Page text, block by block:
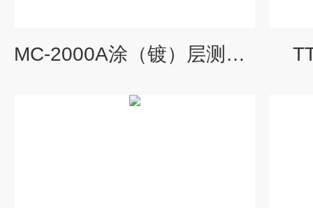
MC-2000A涂（镀）层测厚仪